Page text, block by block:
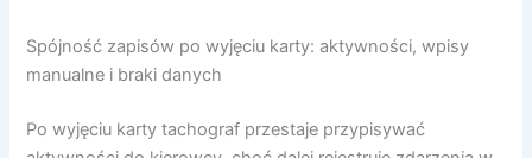
Spójność zapisów po wyjęciu karty: aktywności, wpisy
manualne i braki danych
Po wyjęciu karty tachograf przestaje przypisywać